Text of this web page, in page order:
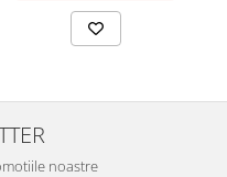
noastre